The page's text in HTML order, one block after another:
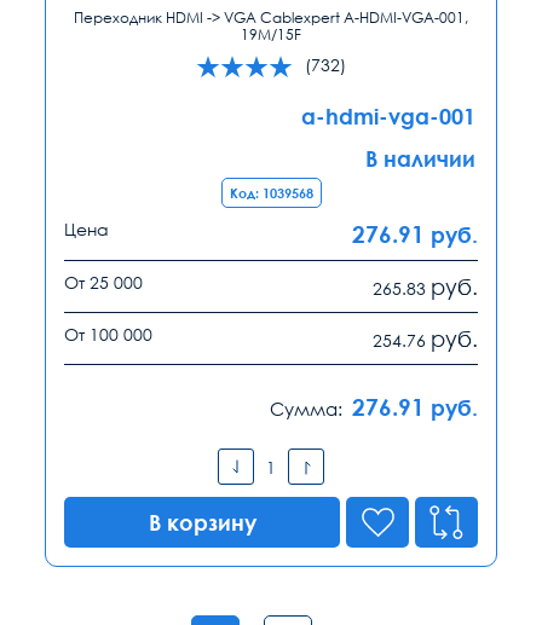
Переходник HDMI -> VGA Cablexpert A-HDMI-VGA-001,
19M/15F
(732)
a-hdmi-vga-001
В наличии
Код: 1039568
Цена 276.91 руб.
От 25 000 265.83 руб.
От 100 000 254.76 руб.
Сумма: 276.91 руб.
В корзину